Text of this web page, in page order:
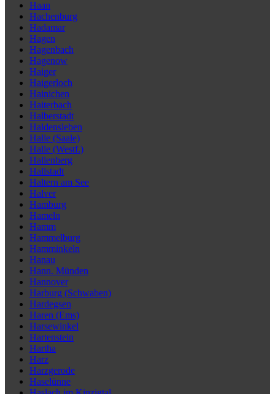
Haan
Hachenburg
Hadamar
Hagen
Hagenbach
Hagenow
Haiger
Haigerloch
Hainichen
Haiterbach
Halberstadt
Haldensleben
Halle (Saale)
Halle (Westf.)
Hallenberg
Hallstadt
Haltern am See
Halver
Hamburg
Hameln
Hamm
Hammelburg
Hamminkeln
Hanau
Hann. Münden
Hannover
Harburg (Schwaben)
Hardegsen
Haren (Ems)
Harsewinkel
Hartenstein
Hartha
Harz
Harzgerode
Haselünne